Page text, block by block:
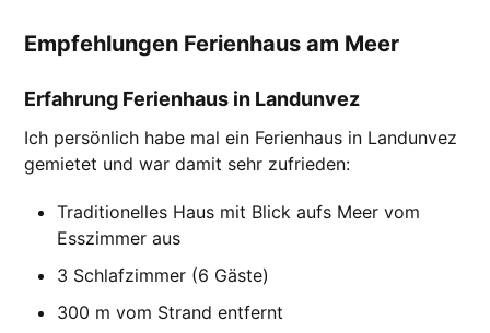
Empfehlungen Ferienhaus am Meer
Erfahrung Ferienhaus in Landunvez
Ich persönlich habe mal ein Ferienhaus in Landunvez
gemietet und war damit sehr zufrieden:
Traditionelles Haus mit Blick aufs Meer vom
Esszimmer aus
3 Schlafzimmer (6 Gäste)
300 m vom Strand entfernt